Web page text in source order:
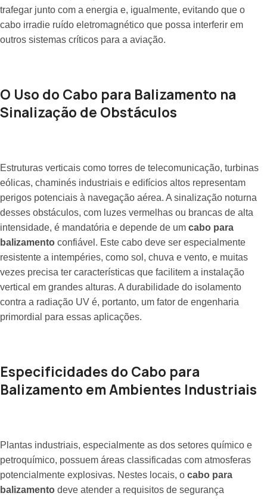
trafegar junto com a energia e, igualmente, evitando que o
cabo irradie ruído eletromagnético que possa interferir em
outros sistemas críticos para a aviação.
O Uso do Cabo para Balizamento na
Sinalização de Obstáculos
Estruturas verticais como torres de telecomunicação, turbinas
eólicas, chaminés industriais e edifícios altos representam
perigos potenciais à navegação aérea. A sinalização noturna
desses obstáculos, com luzes vermelhas ou brancas de alta
intensidade, é mandatória e depende de um cabo para
balizamento confiável. Este cabo deve ser especialmente
resistente a intempéries, como sol, chuva e vento, e muitas
vezes precisa ter características que facilitem a instalação
vertical em grandes alturas. A durabilidade do isolamento
contra a radiação UV é, portanto, um fator de engenharia
primordial para essas aplicações.
Especificidades do Cabo para
Balizamento em Ambientes Industriais
Plantas industriais, especialmente as dos setores químico e
petroquímico, possuem áreas classificadas com atmosferas
potencialmente explosivas. Nestes locais, o cabo para
balizamento deve atender a requisitos de segurança